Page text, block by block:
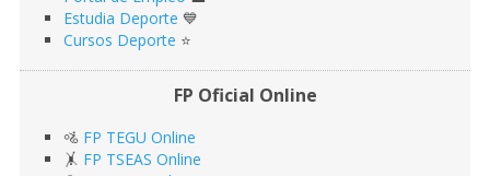
Estudia Deporte 💙
Cursos Deporte ⭐️
FP Oficial Online
🚵 FP TEGU Online
🤸 FP TSEAS Online